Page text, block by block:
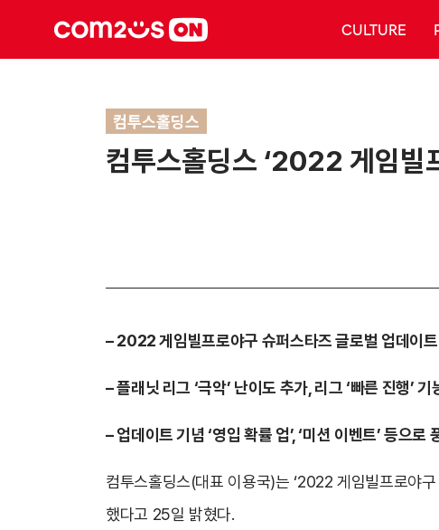
CULTURE
컴투스홀딩스
컴투스홀딩스 ‘2022 게임빌
– 2022 게임빌프로야구 슈퍼스타즈 글로벌 업데이트
– 플래닛 리그 ‘극악’ 난이도 추가, 리그 ‘빠른 진행’
– 업데이트 기념 ‘영입 확률 업’, ‘미션 이벤트’ 등으로
컴투스홀딩스(대표 이용국)는 ‘2022 게임빌프로
했다고 25일 밝혔다.